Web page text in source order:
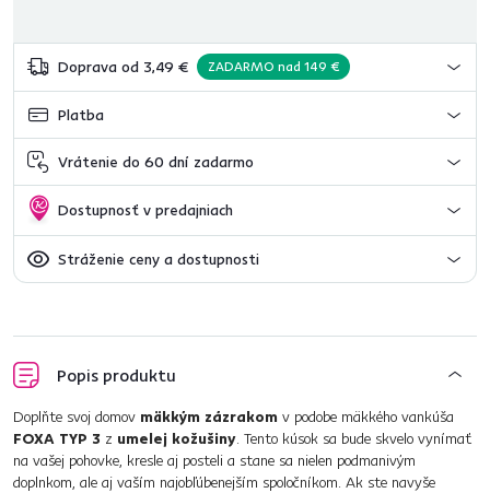
Doprava od 3,49 € ZADARMO nad 149 €
Platba
Vrátenie do 60 dní zadarmo
Dostupnosť v predajniach
Stráženie ceny a dostupnosti
Popis produktu
Doplňte svoj domov mäkkým zázrakom v podobe mäkkého vankúša
FOXA TYP 3 z umelej kožušiny. Tento kúsok sa bude skvelo vynímať
na vašej pohovke, kresle aj posteli a stane sa nielen podmanivým
doplnkom, ale aj vaším najobľúbenejším spoločníkom. Ak ste navyše